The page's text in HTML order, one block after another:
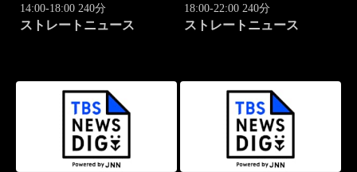
14:00-18:00 240分
ストレートニュース
18:00-22:00 240分
ストレートニュース